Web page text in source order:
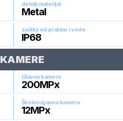
detalji materijal
Metal
zaštita od prašine i vode
IP68
KAMERE
Glavna kamera
200MPx
Širokougaona kamera
12MPx